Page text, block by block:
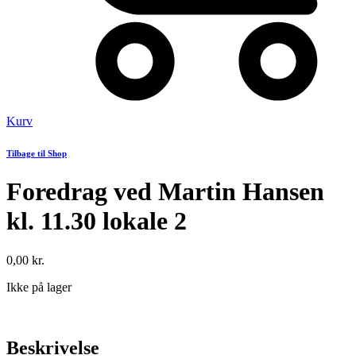
Kurv
Tilbage til Shop
Foredrag ved Martin Hansen
kl. 11.30 lokale 2
0,00 kr.
Ikke på lager
Beskrivelse